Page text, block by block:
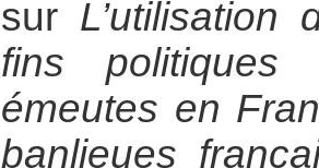
sur
fins politiques
émeutes en
banlieues